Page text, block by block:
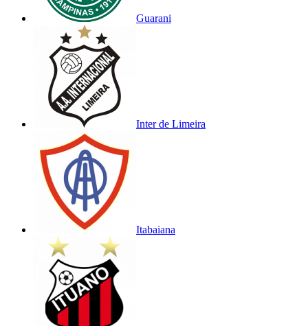
Guarani
Inter de Limeira
Itabaiana